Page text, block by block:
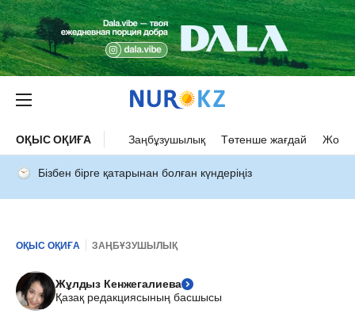
ОҚЫС ОҚИҒА Заңбұзушылық Төтенше жағдай Жол
Бізбен бірге қатарынан болған күндеріңіз
ОҚЫС ОҚИҒА ЗАҢБҰЗУШЫЛЫҚ
Жұлдыз Кенжегалиева
Қазақ редакциясының басшысы